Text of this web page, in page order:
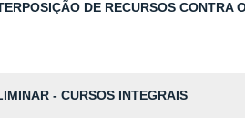
DE RECURSOS CONTRA
- CURSOS INTEGRAIS